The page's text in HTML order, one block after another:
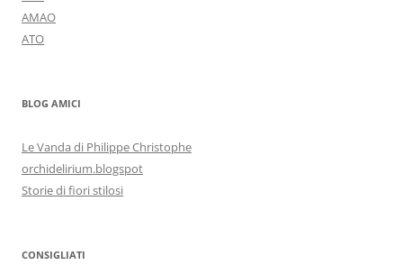
AMAO
ATO
BLOG AMICI
Le Vanda di Philippe Christophe
orchidelirium.blogspot
Storie di fiori stilosi
CONSIGLIATI